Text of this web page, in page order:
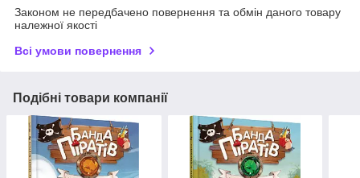
Законом не передбачено повернення та обмін даного товару
належної якості
Всі умови повернення
Подібні товари компанії